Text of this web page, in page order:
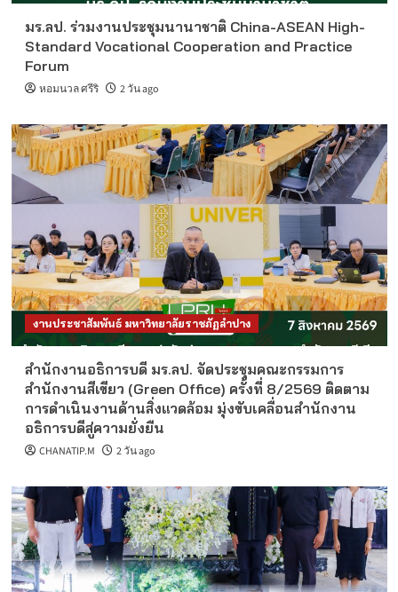
มร.ลป. ร่วมงานประชุมนานาชาติ China-ASEAN High-
Standard Vocational Cooperation and Practice
Forum
หอมนวล ศรีริ 2 วัน ago
งานประชาสัมพันธ์ มหาวิทยาลัยราชภัฏลำปาง
สำนักงานอธิการบดี มร.ลป. จัดประชุมคณะกรรมการ
สำนักงานสีเขียว (Green Office) ครั้งที่ 8/2569 ติดตาม
การดำเนินงานด้านสิ่งแวดล้อม มุ่งขับเคลื่อนสำนักงาน
อธิการบดีสู่ความยั่งยืน
CHANATIP.M 2 วัน ago